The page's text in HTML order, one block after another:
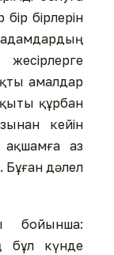
бірлерін
амалдар
құрбан
кейін
ақшамға аз
Бұған дәлел
бойынша:
бұл күнде